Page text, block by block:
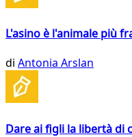
L'asino è l'animale più
di Antonia Arslan
Dare ai figli la libertà di